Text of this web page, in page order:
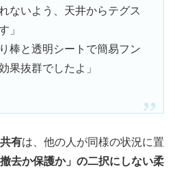
ないよう、天井からテグス
」
棒と透明シートで簡易フン
果抜群でしたよ」
有は、他の人が同様の状況に置
撤去か保護か」の二択にしない柔